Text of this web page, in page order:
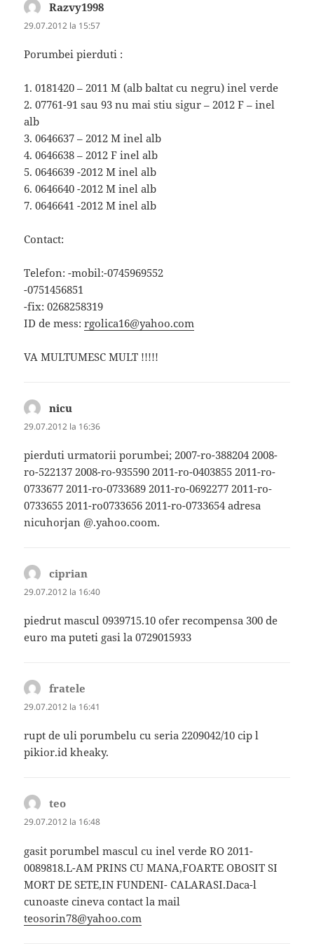
Razvy1998
29.07.2012 la 15:57
Porumbei pierduti :
1. 0181420 – 2011 M (alb baltat cu negru) inel verde
2. 07761-91 sau 93 nu mai stiu sigur – 2012 F – inel
alb
3. 0646637 – 2012 M inel alb
4. 0646638 – 2012 F inel alb
5. 0646639 -2012 M inel alb
6. 0646640 -2012 M inel alb
7. 0646641 -2012 M inel alb
Contact:
Telefon: -mobil:-0745969552
-0751456851
-fix: 0268258319
ID de mess:rgolica16@yahoo.com
VA MULTUMESC MULT !!!!!
nicu
29.07.2012 la 16:36
pierduti urmatorii porumbei; 2007-ro-388204 2008-
ro-522137 2008-ro-935590 2011-ro-0403855 2011-ro-
0733677 2011-ro-0733689 2011-ro-0692277 2011-ro-
0733655 2011-ro0733656 2011-ro-0733654 adresa
nicuhorjan @.yahoo.coom.
ciprian
29.07.2012 la 16:40
piedrut mascul 0939715.10 ofer recompensa 300 de
euro ma puteti gasi la 0729015933
fratele
29.07.2012 la 16:41
rupt de uli porumbelu cu seria 2209042/10 cip l
pikior.id kheaky.
teo
29.07.2012 la 16:48
gasit porumbel mascul cu inel verde RO 2011-
0089818.L-AM PRINS CU MANA,FOARTE OBOSIT SI
MORT DE SETE,IN FUNDENI- CALARASI.Daca-l
cunoaste cineva contact la mail
teosorin78@yahoo.com